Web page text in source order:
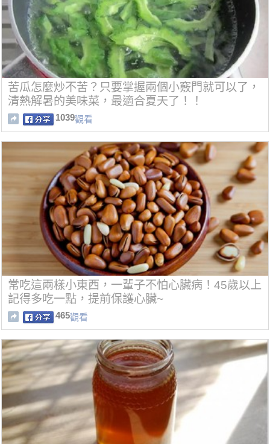
苦瓜怎麼炒不苦？只要掌握兩個小竅門就可以了，
清熱解暑的美味菜，最適合夏天了！！
1039觀看
常吃這兩樣小東西，一輩子不怕心臟病！45歲以上
記得多吃一點，提前保護心臟~
465觀看